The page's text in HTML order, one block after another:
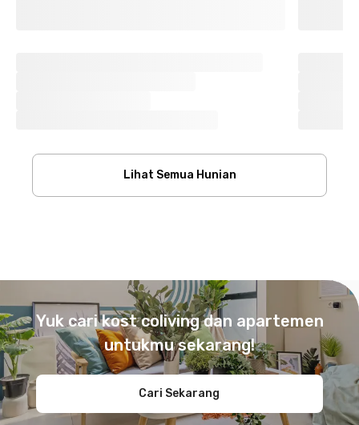
Lihat Semua Hunian
Yuk cari kost coliving dan apartemen
untukmu sekarang!
Cari Sekarang